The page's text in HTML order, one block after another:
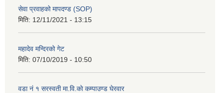
सेवा प्रवाहको मापदण्ड (SOP)
मिति: 12/11/2021 - 13:15
महादेव मन्दिरको गेट
मिति: 07/10/2019 - 10:50
वडा नं १ सरस्वती मा.वि.काे कम्पाउण्ड घेरवार